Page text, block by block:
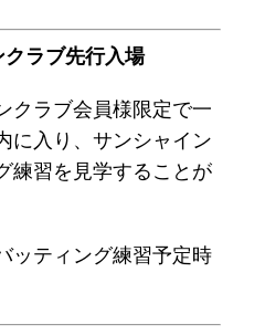
ラブ先行入場
クラブ会員様限定で一
に入り、サンシャイン
練習を見学することが
ッティング練習予定時